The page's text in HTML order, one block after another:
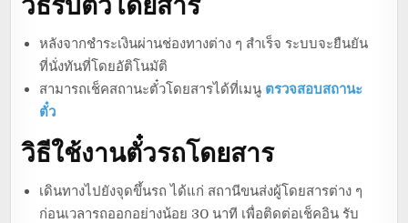
หลังจากชำระเงินผ่านช่องทางต่าง ๆ สำเร็จ ระบบจะยืนยัน
ที่นั่งทันที่โดยอัติโนมัติ
สามารถเช็คสถานะตั๋วโดยสารได้ที่เมนู ตรวจสอบสถานะ
ตั๋ว
วิธีใช้งานตั๋วรถโดยสาร
เดินทางไปยังจุดขึ้นรถ ได้แก่ สถานีขนส่งผู้โดยสารต่าง ๆ
ก่อนเวลารถออกอย่างน้อย 30 นาที เพื่อติดต่อเช็คอิน รับ